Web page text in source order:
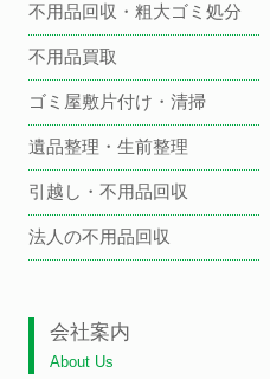
不用品回収・粗大ゴミ処分
不用品買取
ゴミ屋敷片付け・清掃
遺品整理・生前整理
引越し・不用品回収
法人の不用品回収
会社案内
About Us